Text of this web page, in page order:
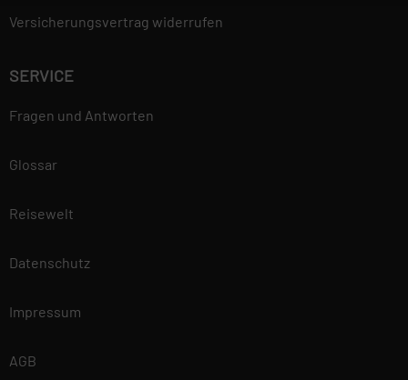
Versicherungsvertrag widerrufen
SERVICE
Fragen und Antworten
Glossar
Reisewelt
Datenschutz
Impressum
AGB